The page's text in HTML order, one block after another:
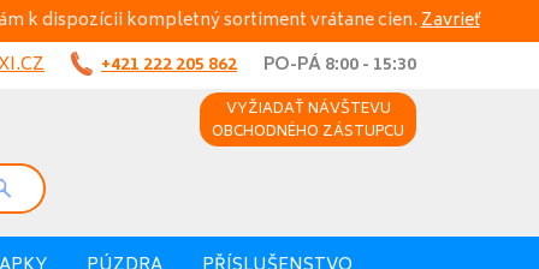
k dispozícii kompletný sortiment vrátane cien.Zavrieť
+421 222 205 862
PO-PÁ 8:00 - 15:30
VYŽIADAŤ NÁVŠTEVU
OBCHODNÉHO ZÁSTUPCU